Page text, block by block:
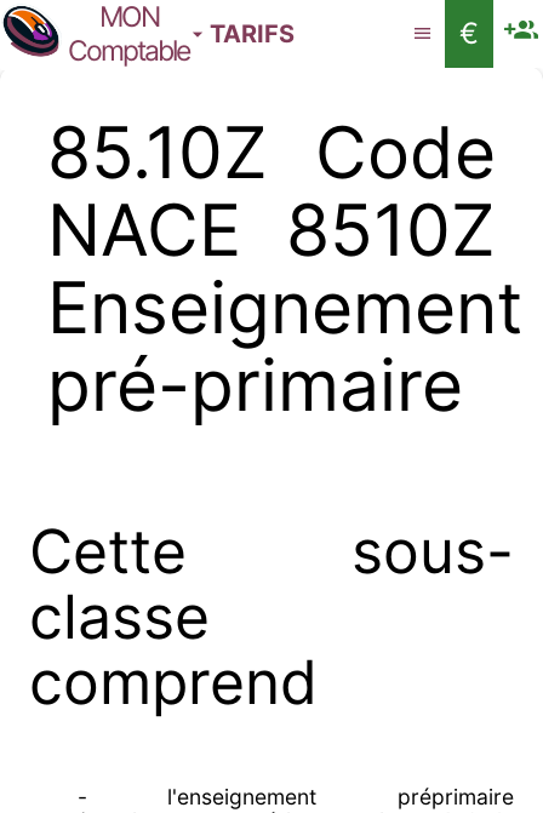
MON
Comptable
TARIFS €
85.10Z Code
NACE 8510Z
Enseignement
pré-primaire
Cette sous-
classe
comprend
- l'enseignement préprimaire